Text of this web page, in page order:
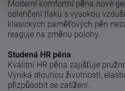
Moderní komfortní pěna nové
odlehčení tlaku s vysokou
klasických paměťových pěn
reaguje na změnu polohy.
Studená HR pěna
Kvalitní HR pěna zajišťuje
Vyniká dlouhou životností,
přizpůsobit se zatížení.